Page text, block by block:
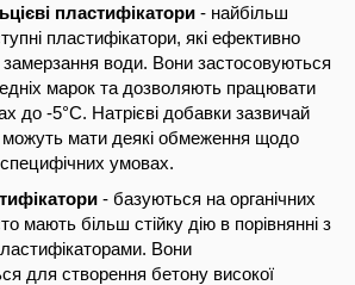
пластифікатори - найбільш
пластифікатори, які ефективно
води. Вони застосовуються
марок та дозволяють працювати
до -5°C. Натрієві добавки зазвичай
мати деякі обмеження щодо
умовах.
- базуються на органічних
мають більш стійку дію в порівнянні з
Вони
для створення бетону високої